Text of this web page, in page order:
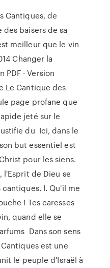
Cantiques, de
des baisers de sa
meilleur que le vin
Changer la
· Version
Le Cantique des
page profane que
jeté sur le
du Ici, dans le
but essentiel est
pour les siens.
l'Esprit de Dieu se
I. Qu'il me
! Tes caresses
quand elle se
Dans son sens
est une
le peuple d'Israël à